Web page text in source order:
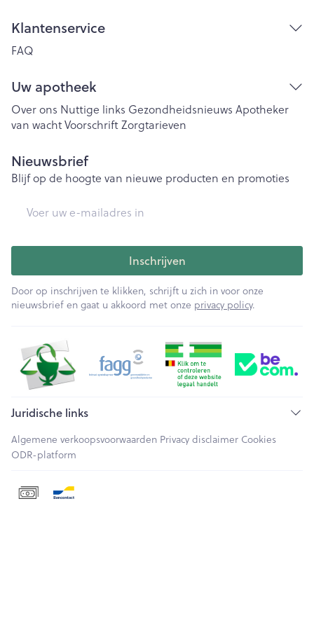
Klantenservice
FAQ
Uw apotheek
Over ons Nuttige links Gezondheidsnieuws Apotheker
van wachtVoorschriftZorgtarieven
Nieuwsbrief
Blijf op de hoogte van nieuwe producten en promoties
Inschrijven
Door op inschrijven te klikken, schrijft u zich in voor onze
nieuwsbrief en gaat u akkoord met onze privacy policy.
Juridische links
Algemene verkoopsvoorwaarden Privacy disclaimer Cookies
ODR-platform